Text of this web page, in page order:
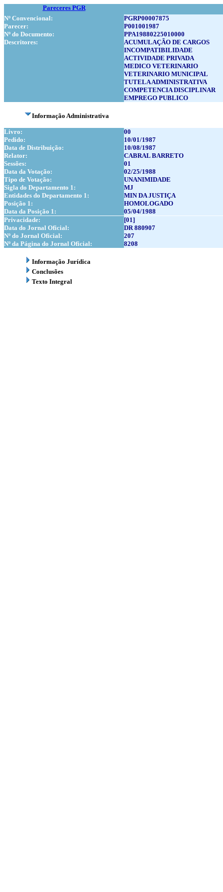
Pareceres PGR
Nº Convencional:
PGRP00007875
Parecer:
P001001987
Nº do Documento:
PPA19880225010000
Descritores:
ACUMULAÇÃO DE CARGOS
INCOMPATIBILIDADE
ACTIVIDADE PRIVADA
MEDICO VETERINARIO
VETERINARIO MUNICIPAL
TUTELA ADMINISTRATIVA
COMPETENCIA DISCIPLINAR
EMPREGO PUBLICO
Informação Administrativa
Livro:
00
Pedido:
10/01/1987
Data de Distribuição:
10/08/1987
Relator:
CABRAL BARRETO
Sessões:
01
Data da Votação:
02/25/1988
Tipo de Votação:
UNANIMIDADE
Sigla do Departamento 1:
MJ
Entidades do Departamento 1:
MIN DA JUSTIÇA
Posição 1:
HOMOLOGADO
Data da Posição 1:
05/04/1988
Privacidade:
[01]
Data do Jornal Oficial:
DR 880907
Nº do Jornal Oficial:
207
Nº da Página do Jornal Oficial:
8208
Informação Jurídica
Conclusões
Texto Integral